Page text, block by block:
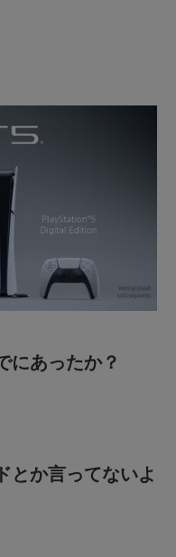
にあったか？
とか言ってないよ